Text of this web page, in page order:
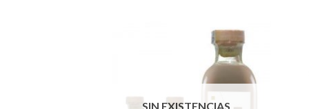
SIN EXISTENCIAS